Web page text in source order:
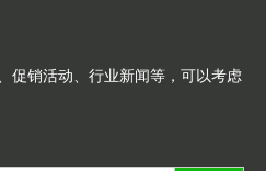
促销活动、行业新闻等，可以考虑